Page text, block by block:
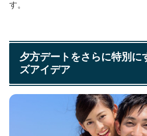
す。
夕方デートをさらに特別に
ズアイデア